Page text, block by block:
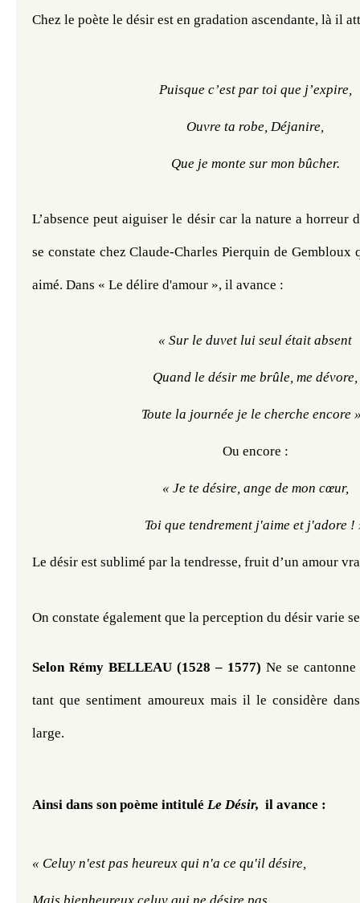
Chez le poète le désir est en gradation ascendante, là il
Puisque c’est par toi que j’expire,
Ouvre ta robe, Déjanire,
Que je monte sur mon bûcher.
L’absence peut aiguiser le désir car la nature a horreur
se constate chez Claude-Charles Pierquin de Gembloux
aimé. Dans « Le délire d'amour », il avance :
« Sur le duvet lui seul était absent
Quand le désir me brûle, me dévore,
Toute la journée je le cherche encore
Ou encore :
« Je te désire, ange de mon cœur,
Toi que tendrement j'aime et j'adore !
Le désir est sublimé par la tendresse, fruit d’un amour
On constate également que la perception du désir varie
Selon Rémy BELLEAU (1528 – 1577) Ne se
tant que sentiment amoureux mais il le considère
large.
Ainsi dans son poème intitulé Le Désir, il avance :
« Celuy n'est pas heureux qui n'a ce qu'il désire,